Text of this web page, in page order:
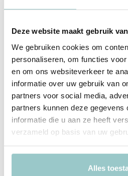
Deze website maakt gebruik
We gebruiken cookies om
personaliseren, om functies
en om ons websiteverkeer te
informatie over uw gebruik van
partners voor social media,
partners kunnen deze gegevens
informatie die u aan ze heeft
verzameld op basis van uw
Alles
SKU SS26-058
EAN
Merk Petit
Toon meer
Delen